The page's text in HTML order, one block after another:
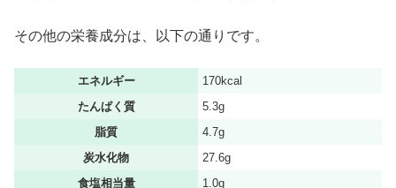
その他の栄養成分は、以下の通りです。
エネルギー
170kcal
たんぱく質
5.3g
脂質
4.7g
炭水化物
27.6g
食塩相当量
1.0g